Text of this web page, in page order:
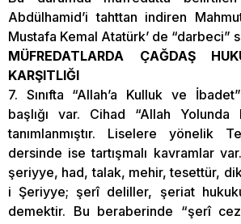
Abdülhamid’i tahttan indiren
Mustafa Kemal Atatürk’ de “darbeci”
MÜFREDATLARDA ÇAĞDAŞ
KARŞITLIĞI
7. Sınıfta “Allah’a Kulluk ve
başlığı var. Cihad “Allah Yolunda
tanımlanmıştır. Liselere yönelik
dersinde ise tartışmalı kavramlar
şeriyye, had, talak, mehir, tesettür,
i Şeriyye; şerî deliller, şeriat
demektir. Bu beraberinde “şerî